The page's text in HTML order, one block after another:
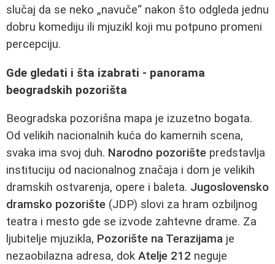
slučaj da se neko „navuče“ nakon što odgleda jednu
dobru komediju ili mjuzikl koji mu potpuno promeni
percepciju.
Gde gledati i šta izabrati - panorama
beogradskih pozorišta
Beogradska pozorišna mapa je izuzetno bogata.
Od velikih nacionalnih kuća do kamernih scena,
svaka ima svoj duh. Narodno pozorište predstavlja
instituciju od nacionalnog značaja i dom je velikih
dramskih ostvarenja, opere i baleta. Jugoslovensko
dramsko pozorište (JDP) slovi za hram ozbiljnog
teatra i mesto gde se izvode zahtevne drame. Za
ljubitelje mjuzikla, Pozorište na Terazijama je
nezaobilazna adresa, dok Atelje 212 neguje